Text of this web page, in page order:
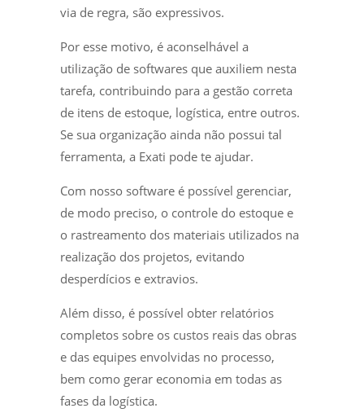
via de regra, são expressivos.
Por esse motivo, é aconselhável a
utilização de softwares que auxiliem nesta
tarefa, contribuindo para a gestão correta
de itens de estoque, logística, entre outros.
Se sua organização ainda não possui tal
ferramenta, a Exati pode te ajudar.
Com nosso software é possível gerenciar,
de modo preciso, o controle do estoque e
o rastreamento dos materiais utilizados na
realização dos projetos, evitando
desperdícios e extravios.
Além disso, é possível obter relatórios
completos sobre os custos reais das obras
e das equipes envolvidas no processo,
bem como gerar economia em todas as
fases da logística.